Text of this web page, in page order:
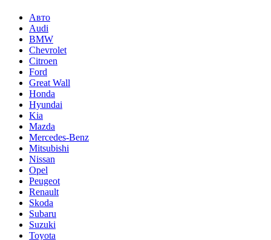
Авто
Audi
BMW
Chevrolet
Citroen
Ford
Great Wall
Honda
Hyundai
Kia
Mazda
Mercedes-Benz
Mitsubishi
Nissan
Opel
Peugeot
Renault
Skoda
Subaru
Suzuki
Toyota